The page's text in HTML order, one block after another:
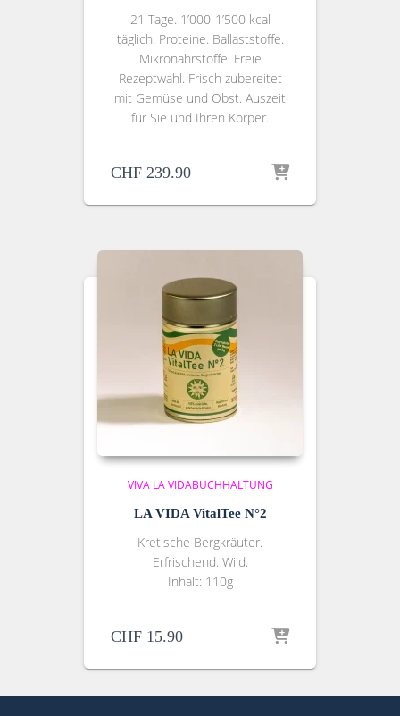
21 Tage. 1’000-1’500 kcal
täglich. Proteine. Ballaststoffe.
Mikronährstoffe. Freie
Rezeptwahl. Frisch zubereitet
mit Gemüse und Obst. Auszeit
für Sie und Ihren Körper.
CHF 239.90
VIVA LA VIDABUCHHALTUNG
LA VIDA VitalTee N°2
Kretische Bergkräuter.
Erfrischend. Wild.
Inhalt: 110g
CHF 15.90